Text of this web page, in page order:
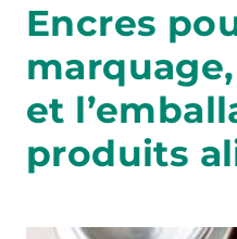
Encres
et
produits